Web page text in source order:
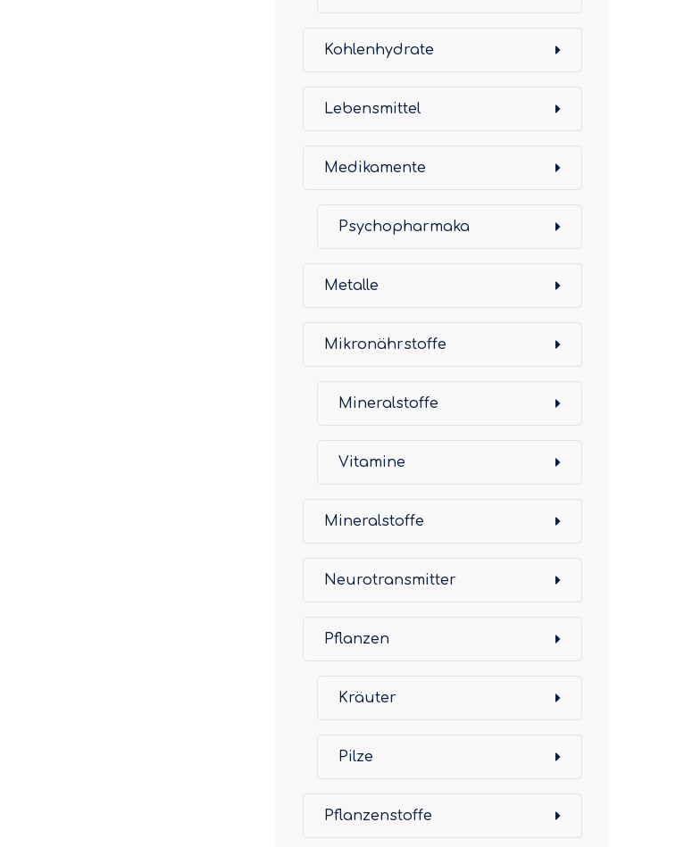
Kohlenhydrate
Lebensmittel
Medikamente
Psychopharmaka
Metalle
Mikronährstoffe
Mineralstoffe
Vitamine
Mineralstoffe
Neurotransmitter
Pflanzen
Kräuter
Pilze
Pflanzenstoffe